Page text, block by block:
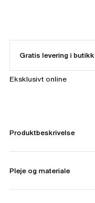
Gratis levering i
Eksklusivt online
Produktbeskrivelse
Pleje og materiale